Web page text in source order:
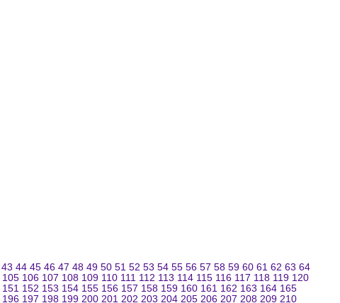
43 44 45 46 47 48 49 50 51 52 53 54 55 56 57 58 59 60 61 62 63 64
105 106 107 108 109 110 111 112 113 114 115 116 117 118 119 120
151 152 153 154 155 156 157 158 159 160 161 162 163 164 165
196 197 198 199 200 201 202 203 204 205 206 207 208 209 210